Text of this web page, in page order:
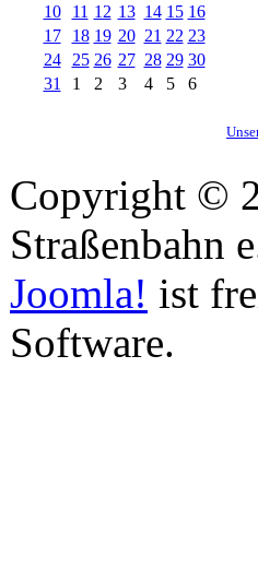
10 11 12 13 14 15 16
17
18 19 20 21 22 23
24
25 26 27 28 29 30
31
1 2 3 4 5 6
Copyright ©
Straßenbahn
Joomla! ist
Software.